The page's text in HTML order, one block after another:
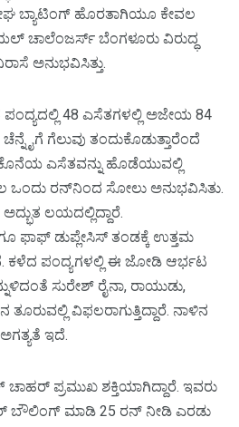
ಬ್ಯಾಟಿಂಗ್‌ ಹೊರತಾಗಿಯೂ ಕೇವಲ
ಚಾಲೆಂಜರ್ಸ್‌ ಬೆಂಗಳೂರು ವಿರುದ್ಧ
ಅನುಭವಿಸಿತ್ತು.
48 ಎಸೆತಗಳಲ್ಲಿ ಅಜೇಯ 84
ಗೆಲುವು ತಂದುಕೊಡುತ್ತಾರೆಂದೆ
ಕೊನೆಯ ಎಸೆತವನ್ನು ಹೊಡೆಯುವಲ್ಲಿ
ಒಂದು ರನ್‌ನಿಂದ ಸೋಲು ಅನುಭವಿಸಿತು.
ಲಯದಲ್ಲಿದ್ದಾರೆ.
ಫಾಫ್ ಡುಪ್ಲೇಸಿಸ್ ತಂಡಕ್ಕೆ ಉತ್ತಮ
ಕಳೆದ ಪಂದ್ಯಗಳಲ್ಲಿ ಈ ಜೋಡಿ ಆರ್ಭಟ
ಸುರೇಶ್‌ ರೈನಾ, ರಾಯುಡು,
ವಿಫಲರಾಗುತ್ತಿದ್ದಾರೆ. ನಾಳಿನ
ಇದೆ.
ಪ್ರಮುಖ ಶಕ್ತಿಯಾಗಿದ್ದಾರೆ. ಇವರು
ಬೌಲಿಂಗ್‌ ಮಾಡಿ 25 ರನ್‌ ನೀಡಿ ಎರಡು